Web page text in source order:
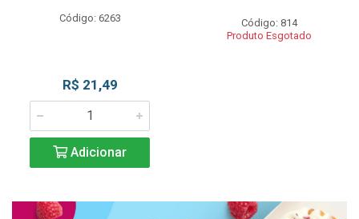
Código: 6263
R$ 21,49
Adicionar
Código: 814
Produto Esgotado